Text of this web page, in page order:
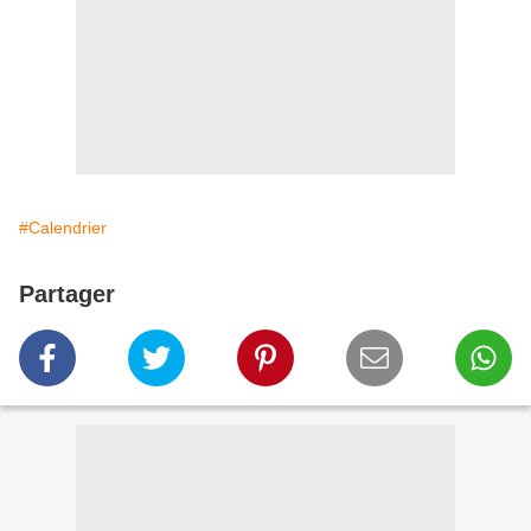
#Calendrier
Partager